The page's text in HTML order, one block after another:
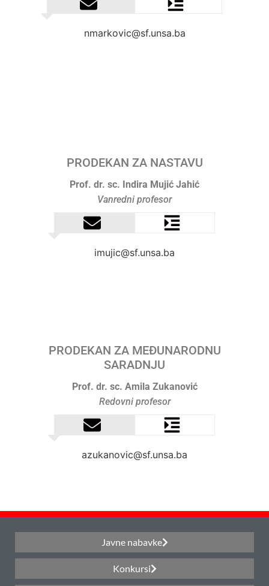
nmarkovic@sf.unsa.ba
PRODEKAN ZA NASTAVU
Prof. dr. sc. Indira Mujić Jahić
Vanredni profesor
imujic@sf.unsa.ba
PRODEKAN ZA MEĐUNARODNU
SARADNJU
Prof. dr. sc. Amila Zukanović
Redovni profesor
azukanovic@sf.unsa.ba
Javne nabavke
Konkursi